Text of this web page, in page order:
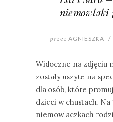
niemowlaki
przez AGNIESZKA /
Widoczne na zdjęciu
zostały uszyte na
dla osób, które
dzieci w chustach. Na
niemowlaczkach